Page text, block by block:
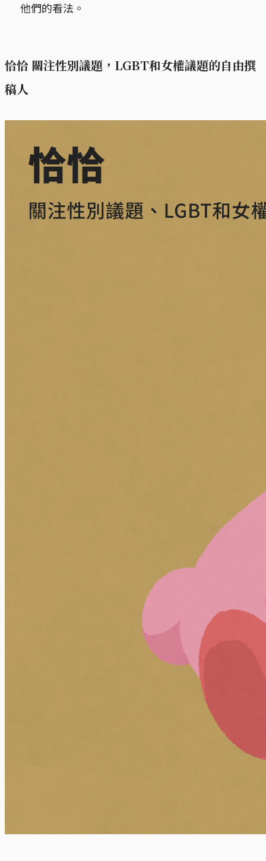
他們的看法。
恰恰 關注性別議題，LGBT和女權議題的自由撰
稿人